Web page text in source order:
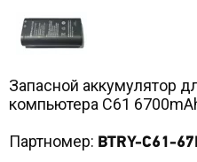
Запасной аккумулятор
компьютера С61
Партномер: BTRY-C61-